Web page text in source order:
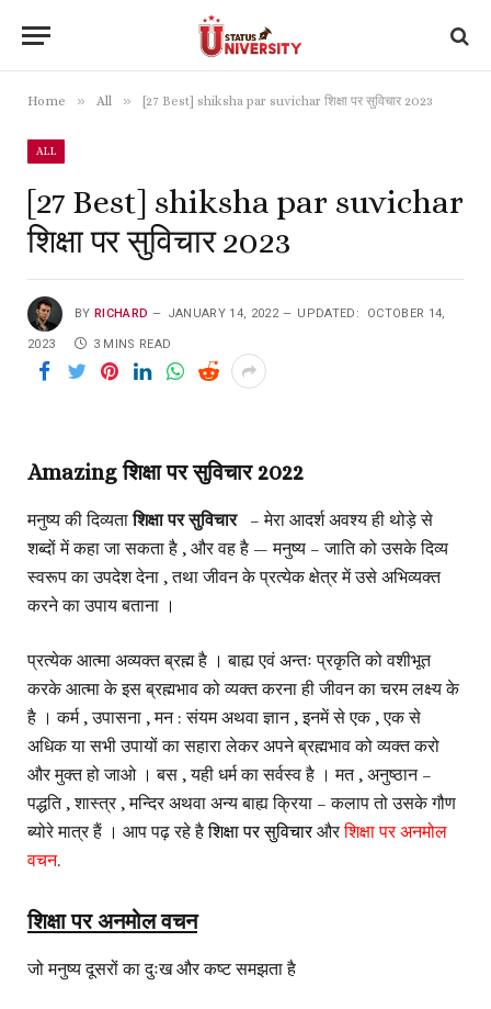
Home » All » [27 Best] shiksha par suvichar शिक्षा पर सुविचार 2023
ALL
[27 Best] shiksha par suvichar
शिक्षा पर सुविचार 2023
BY RICHARD JANUARY 14, 2022 UPDATED: OCTOBER 14,
2023 3 MINS READ
Amazing शिक्षा पर सुविचार 2022
मनुष्य की दिव्यताशिक्षा पर सुविचार– मेरा आदर्श अवश्य ही थोड़े से
शब्दों में कहा जा सकता है , और वह है — मनुष्य – जाति को उसके दिव्य
स्वरूप का उपदेश देना , तथा जीवन के प्रत्येक क्षेत्र में उसे अभिव्यक्त
करने का उपाय बताना ।
प्रत्येक आत्मा अव्यक्त ब्रह्म है । बाह्य एवं अन्तः प्रकृति को वशीभूत
करके आत्मा के इस ब्रह्मभाव को व्यक्त करना ही जीवन का चरम लक्ष्य के
है । कर्म , उपासना , मन : संयम अथवा ज्ञान , इनमें से एक , एक से
अधिक या सभी उपायों का सहारा लेकर अपने ब्रह्मभाव को व्यक्त करो
और मुक्त हो जाओ । बस , यही धर्म का सर्वस्व है । मत , अनुष्ठान –
पद्धति , शास्त्र , मन्दिर अथवा अन्य बाह्य क्रिया – कलाप तो उसके गौण
ब्योरे मात्र हैं । आप पढ़ रहे हैशिक्षा पर सुविचारऔरशिक्षा पर अनमोल
वचन.
शिक्षा पर अनमोल वचन
जो मनुष्य दूसरों का दुःख और कष्ट समझता है